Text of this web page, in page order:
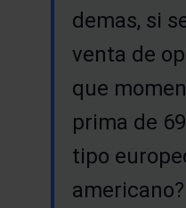
demas, si
venta de
que
prima de
tipo